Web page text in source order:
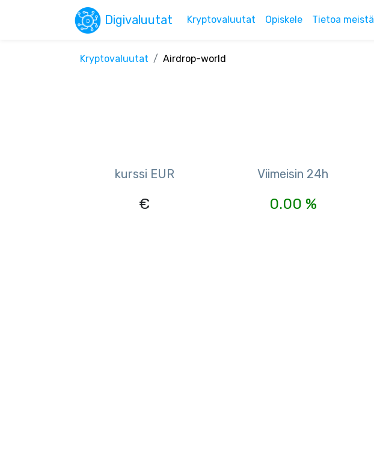
Digivaluutat Kryptovaluutat Opiskele Tietoa meistä
Kryptovaluutat Airdrop-world
kurssi EUR
€
Viimeisin 24h
0.00 %